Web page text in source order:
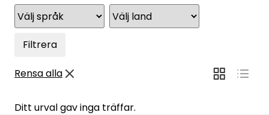
Filtrera
Rensa alla
Ditt urval gav inga träffar.